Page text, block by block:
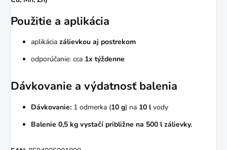
Použitie a aplikácia
aplikácia zálievkou aj postrekom
odporúčanie: cca 1x týždenne
Dávkovanie a výdatnosť balenia
Dávkovanie: 1 odmerka (10 g) na 10 lvody
Balenie 0,5 kg vystačí približne na 500 l zálievky.